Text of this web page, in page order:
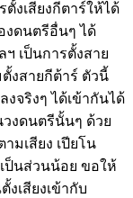
งเสียงกีตาร์ให้ได้
งดนตรีอื่นๆ ได้
ฯ เป็นการตั้งสาย
งสายกีต้าร์ ตัวนี้
งจริงๆ ได้เข้ากันได้
วงดนตรีนั้นๆ ด้วย
มเสียง เปียโน
ป็นส่วนน้อย ขอให้
เสียงเข้ากับ